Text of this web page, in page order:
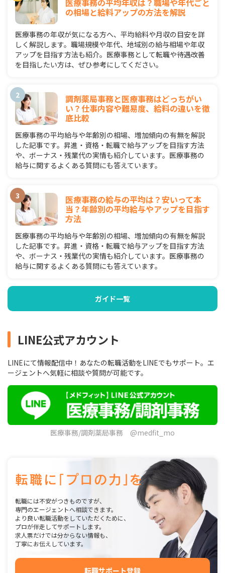
医療事務の平均年収は？職場や年代ごと
の相場と給料アップの方法を解説
医療事務の年収が気になる方へ、平均給料や月収の目安を詳
しく解説します。職場規模や年代、地域別の給与相場や年収
アップを目指す方法も紹介。医療事務として転職や待遇改善
を目指したい方は、ぜひ参考にしてください。
調剤薬局事務と医療事務はどっちがい
い？仕事内容や難易度、給料の違いを徹
底比較
医療事務の平均給与や年齢別の相場、増加傾向の有無を解説
した記事です。昇進・資格・転職で給与アップを目指す方法
や、ボーナス・残業代の実情も紹介しています。医療事務の
給与に関するよくある質問にも答えています。
医療事務の給与の平均は？安いって本
当？年齢別の平均給与やアップを目指す
方法
医療事務の平均給与や年齢別の相場、増加傾向の有無を解説
した記事です。昇進・資格・転職で給与アップを目指す方法
や、ボーナス・残業代の実情も紹介しています。医療事務の
給与に関するよくある質問にも答えています。
ガイド一覧
LINE公式アカウント
LINEにて情報配信中！あなたの転職活動をLINEでもサポート。エ
ージェントへ気軽に相談や質問が可能です。
医療事務/調剤薬局事務 @medfit_mo
転職には不安がつきものですが、
専門のエージェントへ相談できます。
より良い転職活動をしていただくために、
プロが伴走してサポートします。
求人票だけでは分からない情報も、
丁寧にお伝えしています。
転職サポート登録